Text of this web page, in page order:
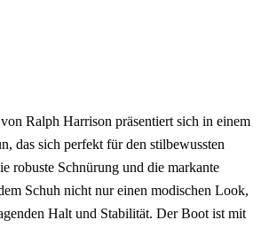
Ralph Harrison präsentiert sich in einem
das sich perfekt für den stilbewussten
robuste Schnürung und die markante
Schuh nicht nur einen modischen Look,
Halt und Stabilität. Der Boot ist mit